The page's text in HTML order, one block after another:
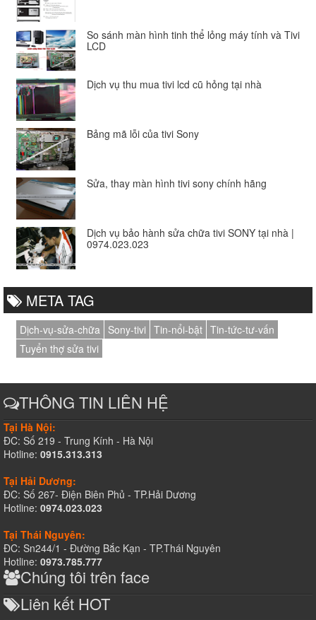
So sánh màn hình tinh thể lỏng máy tính và Tivi
LCD
Dịch vụ thu mua tivi lcd cũ hỏng tại nhà
Bảng mã lỗi của tivi Sony
Sửa, thay màn hình tivi sony chính hãng
Dịch vụ bảo hành sửa chữa tivi SONY tại nhà |
0974.023.023
META TAG
Dịch-vụ-sửa-chữa Sony-tivi Tin-nổi-bật Tin-tức-tư-vấn
Tuyển thợ sửa tivi
THÔNG TIN LIÊN HỆ
Tại Hà Nội:
ĐC: Số 219 - Trung Kính - Hà Nội
Hotline: 0915.313.313
Tại Hải Dương:
ĐC: Số 267- Điện Biên Phủ - TP.Hải Dương
Hotline: 0974.023.023
Tại Thái Nguyên:
ĐC: Sn244/1 - Đường Bắc Kạn - TP.Thái Nguyên
Hotline: 0973.785.777
Chúng tôi trên face
Liên kết HOT